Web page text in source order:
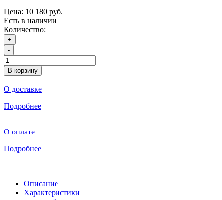
Цена: 10 180 руб.
Есть в наличии
Количество:
+
-
В корзину
О доставке
Подробнее
О оплате
Подробнее
Описание
Характеристики